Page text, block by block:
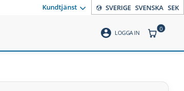
Kundtjänst SVERIGE SVENSKA SEK
account_circle LOGGA IN ANTAL
0